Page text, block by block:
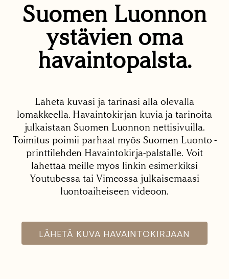
Suomen Luonnon
ystävien oma
havaintopalsta.
Lähetä kuvasi ja tarinasi alla olevalla
lomakkeella. Havaintokirjan kuvia ja tarinoita
julkaistaan Suomen Luonnon nettisivuilla.
Toimitus poimii parhaat myös Suomen Luonto -
printtilehden Havaintokirja-palstalle. Voit
lähettää meille myös linkin esimerkiksi
Youtubessa tai Vimeossa julkaisemaasi
luontoaiheiseen videoon.
LÄHETÄ KUVA HAVAINTOKIRJAAN